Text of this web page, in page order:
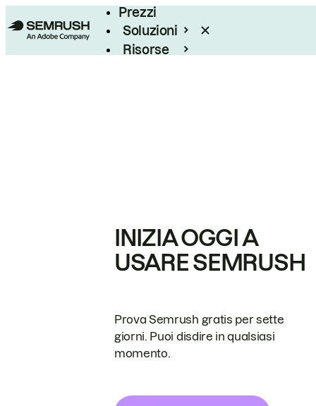
Prezzi
Soluzioni
Risorse
INIZIA OGGI A
USARE SEMRUSH
Prova Semrush gratis per sette
giorni. Puoi disdire in qualsiasi
momento.